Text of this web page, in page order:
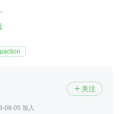
 关注
08-05 加入